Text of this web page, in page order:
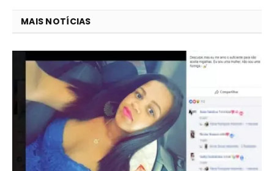
do
WhatsApp?
MAIS NOTÍCIAS